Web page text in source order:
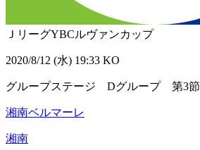
ＪリーグYBCルヴァンカップ
2020/8/12 (水) 19:33 KO
グループステージ Dグループ 第3節
湘南ベルマーレ
湘南